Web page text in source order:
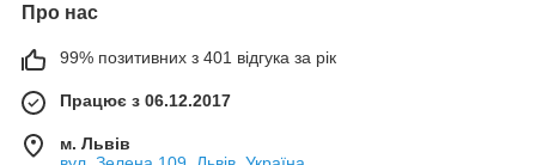
Про нас
99% позитивних з 401 відгука за рік
Працює з 06.12.2017
м. Львів